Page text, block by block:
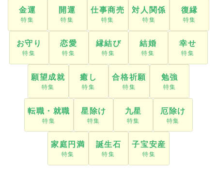
金運 開運 仕事商売 対人関係 復縁
お守り 恋愛 縁結び 結婚 幸せ
願望成就 癒し 合格祈願 勉強
転職・就職 星除け 九星 厄除け
家庭円満 誕生石 子宝安産